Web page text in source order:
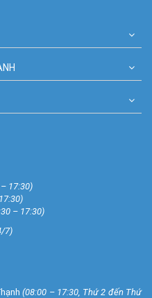
17:30)
– 17:30)
7)
(08:00 – 17:30, Thứ 2 đến Thứ